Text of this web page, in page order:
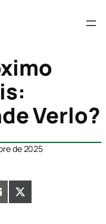
Verlo?
de 2025
Compartir
en
EmailCompartir
en
X
(Twitter)